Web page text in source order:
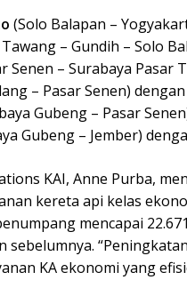
(Solo Balapan –
– Gundih – Solo
Senen – Surabaya Pasar
– Pasar Senen)
Gubeng – Pasar
Gubeng – Jember)
KAI, Anne Purba,
kereta api kelas
mencapai
sebelumnya.
KA ekonomi yang